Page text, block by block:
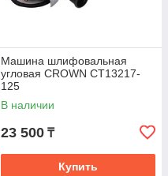
Машина шлифовальная
угловая CROWN CT13217-
125
В наличии
23 500 ₸
Купить